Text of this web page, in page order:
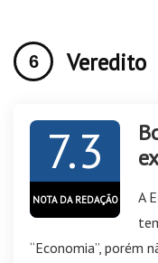
Veredito
7.3
NOTA DA REDAÇÃO
A
“Economia”, porém